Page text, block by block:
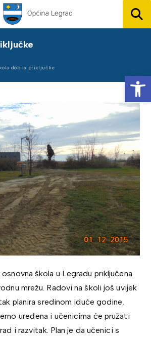
dobila priključke
škola u Legradu priključena
mrežu. Radovi na školi još uvijek
planira sredinom iduće godine.
uređena i učenicima će pružati
i razvitak. Plan je da učenici s